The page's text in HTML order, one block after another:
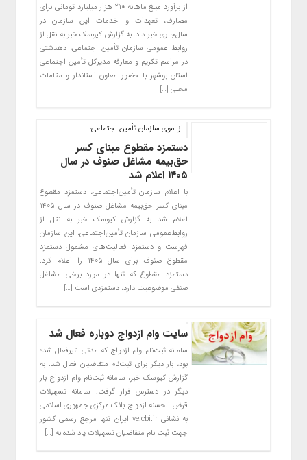
از برآورد مبلغ ماهانه ۲۱۰ هزار میلیارد تومانی برای
مصارف، تعهدات و خدمات این سازمان در
سال‌جاری خبر داد. به گزارش کیوسک خبر به نقل از
روابط عمومی سازمان تأمین اجتماعی، دهدشتی
در مراسم تکریم و معارفه مدیرکل تأمین اجتماعی
استان بوشهر با حضور معاون استاندار و مقامات
محلی […]
از سوی سازمان تأمین اجتماعی؛
دستمزد مقطوع مبنای کسر
حق‌بیمه مشاغل صنوف در سال
۱۴۰۵ اعلام شد
با اعلام سازمان تأمین‌اجتماعی، دستمزد مقطوع
مبنای کسر حق‌بیمه مشاغل صنوف در سال ۱۴۰۵
اعلام شد به گزارش کیوسک خبر به نقل از
روابط‌عمومی سازمان تأمین‌اجتماعی، این سازمان
فهرست و دستمزد فعالیت‌های مشمول دستمزد
مقطوع صنوف برای سال ۱۴۰۵ را اعلام کرد.
دستمزد مقطوع که تنها در مورد برخی مشاغل
صنفی موضوعیت دارد، دستمزدی است […]
سایت وام ازدواج دوباره فعال شد
سامانه ثبت‌نام وام ازدواج که مدتی غیرفعال شده
بود، بار دیگر برای ثبت‌نام متقاضیان فعال شد. به
گزارش کیوسک خبر، سامانه ثبت‌نام وام ازدواج بار
دیگر در دسترس قرار گرفت. سامانه تسهیلات
قرض الحسنه ازدواج بانک مرکزی جمهوری اسلامی
به نشانی ve.cbi.ir ایران تنها مرجع رسمی کشور
جهت ثبت نام متقاضیان تسهیلات یاد شده به […]